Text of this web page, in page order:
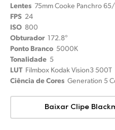
Lentes 75mm Cooke Panchro
FPS 24
ISO 800
Obturador 172.8°
Ponto Branco 5000K
Tonalidade 5
LUT Filmbox Kodak Vision3 500T
Ciência de Cores Generation 5
Baixar Clipe